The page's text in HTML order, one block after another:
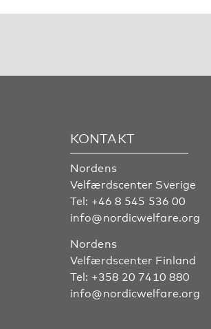
KONTAKT
Nordens
Velfærdscenter Sverige
Tel: +46 8 545 536 00
info@nordicwelfare.org
Nordens
Velfærdscenter Finland
Tel: +358 20 7410 880
info@nordicwelfare.org